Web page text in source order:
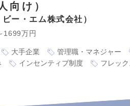
向け）
ビー・エム株式会社
1699万円
大手企業 管理職・マネジャー
インセンティブ制度 フレッ